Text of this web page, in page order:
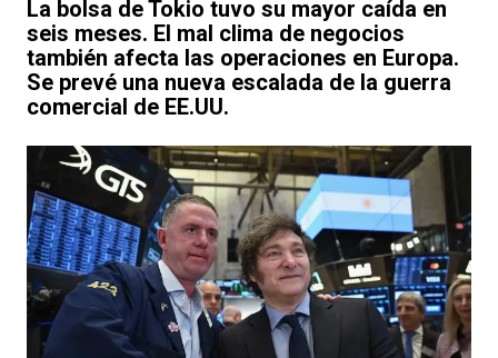
La bolsa de Tokio tuvo su mayor caída en
seis meses. El mal clima de negocios
también afecta las operaciones en Europa.
Se prevé una nueva escalada de la guerra
comercial de EE.UU.